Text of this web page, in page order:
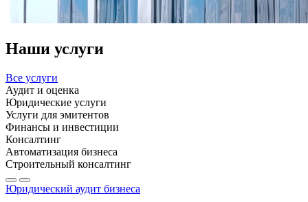
Наши услуги
Все услуги
Аудит и оценка
Юридические услуги
Услуги для эмитентов
Финансы и инвестиции
Консалтинг
Автоматизация бизнеса
Строительный консалтинг
Юридический аудит бизнеса